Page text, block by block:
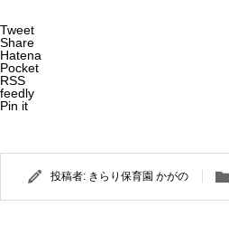
Tweet
Share
Hatena
Pocket
RSS
feedly
Pin it
投稿者: きらり保育園 かがの